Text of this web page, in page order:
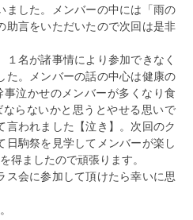
ました。メンバーの中には「雨の
助言をいただいたので次回は是非
名が諸事情により参加できなく
た。メンバーの話の中心は健康の
泣かせのメンバーが多くなり食
らないかと思うとやせる思いで
われました【泣き】。次回のク
駒祭を見学してメンバーが楽し
得ましたので頑張ります。
ス会に参加して頂けたら幸いに思